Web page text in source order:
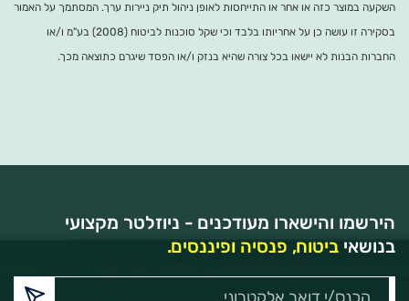
השקעה במוצר כזה או אחר או התייחסות לאופן ניהול תיק ניירות ערך. המסתמך על האמור
בסקירה זו עושה כן על אחריותו בלבד וכי שקל סוכנות לביטוח (2008) בע"מ ו/או
החברות הבנות לא יישאו בכל צורה שהיא בנזק ו/או הפסד שיגרם כתוצאה מכך.
הירשמו והישארו מעודכנים - ניוזלטר מקצועי
בנושאי ביטוח, פנסיה ופיננסים.